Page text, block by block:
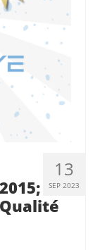
13
SEP 2023